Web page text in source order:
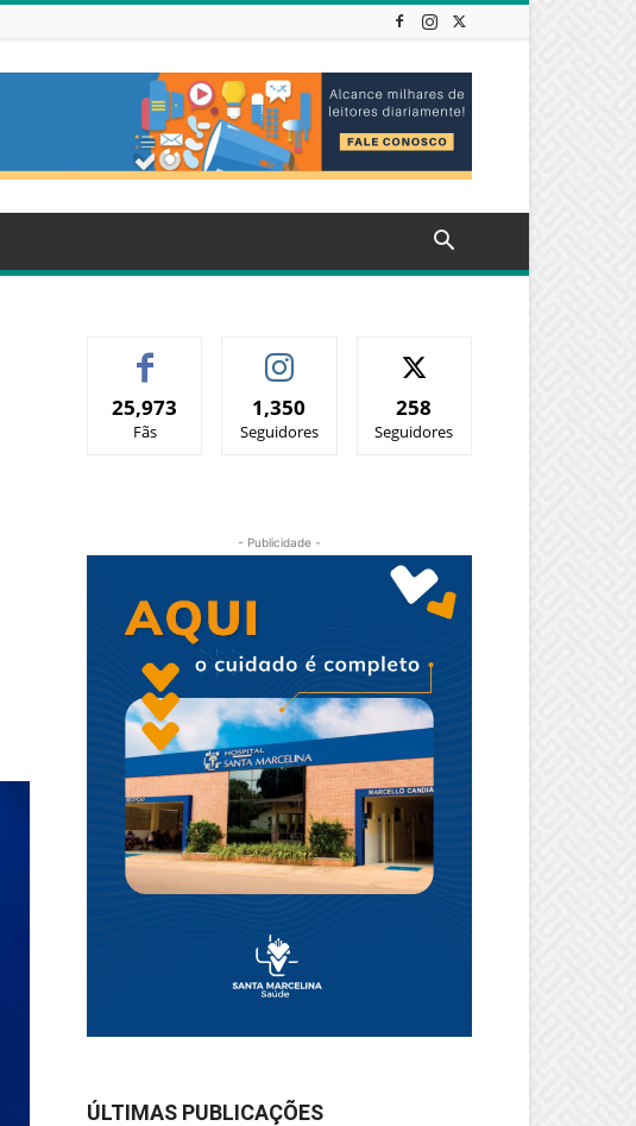
25,973
Fãs
1,350
Seguidores
258
Seguidores
- Publicidade -
ÚLTIMAS PUBLICAÇÕES